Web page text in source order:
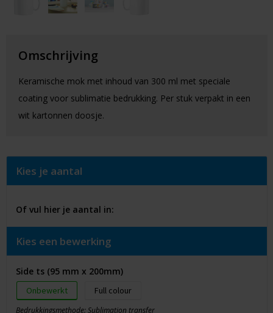
Omschrijving
Keramische mok met inhoud van 300 ml met speciale
coating voor sublimatie bedrukking. Per stuk verpakt in een
wit kartonnen doosje.
Kies je aantal
Of vul hier je aantal in:
Kies een bewerking
Side ts (95 mm x 200mm)
Onbewerkt Full colour
Bedrukkingsmethode: Sublimation transfer